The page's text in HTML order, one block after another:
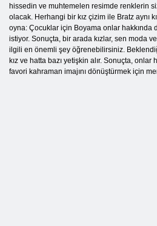
hissedin ve muhtemelen resimde renklerin
olacak. Herhangi bir kız çizim ile Bratz aynı
oyna: Çocuklar için Boyama onlar hakkında
istiyor. Sonuçta, bir arada kızlar, sen moda
ilgili en önemli şey öğrenebilirsiniz.
kız ve hatta bazı yetişkin alır. Sonuçta,
favori kahraman imajını dönüştürmek için